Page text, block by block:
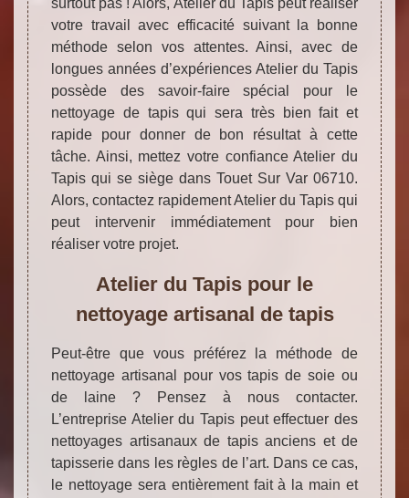
surtout pas ! Alors, Atelier du Tapis peut réaliser
votre travail avec efficacité suivant la bonne
méthode selon vos attentes. Ainsi, avec de
longues années d’expériences Atelier du Tapis
possède des savoir-faire spécial pour le
nettoyage de tapis qui sera très bien fait et
rapide pour donner de bon résultat à cette
tâche. Ainsi, mettez votre confiance Atelier du
Tapis qui se siège dans Touet Sur Var 06710.
Alors, contactez rapidement Atelier du Tapis qui
peut intervenir immédiatement pour bien
réaliser votre projet.
Atelier du Tapis pour le
nettoyage artisanal de tapis
Peut-être que vous préférez la méthode de
nettoyage artisanal pour vos tapis de soie ou
de laine ? Pensez à nous contacter.
L’entreprise Atelier du Tapis peut effectuer des
nettoyages artisanaux de tapis anciens et de
tapisserie dans les règles de l’art. Dans ce cas,
le nettoyage sera entièrement fait à la main et